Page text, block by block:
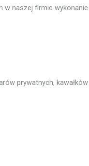
w naszej firmie wykonanie
prywatnych, kawałków